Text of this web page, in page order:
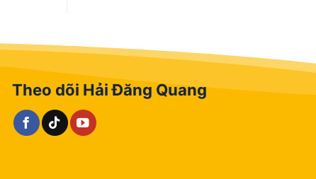
Theo dõi Hải Đăng Quang